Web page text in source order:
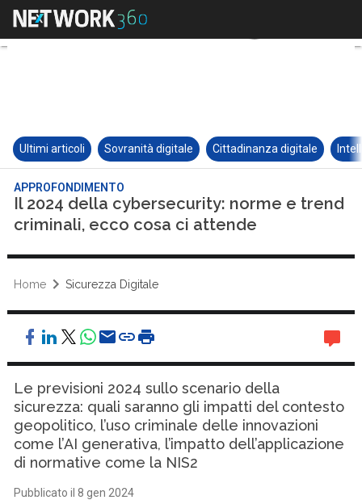
Ultimi articoli Sovranità digitale Cittadinanza digitale
APPROFONDIMENTO
Il 2024 della cybersecurity: norme e trend
criminali, ecco cosa ci attende
Home Sicurezza Digitale
Le previsioni 2024 sullo scenario della
sicurezza: quali saranno gli impatti del contesto
geopolitico, l’uso criminale delle innovazioni
come l’AI generativa, l’impatto dell’applicazione
di normative come la NIS2
Pubblicato il 8 gen 2024